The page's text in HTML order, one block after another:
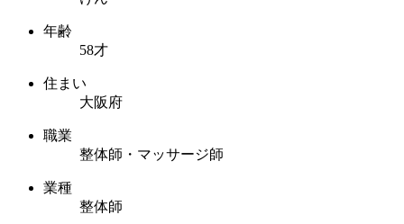
年齢
58才
住まい
大阪府
職業
整体師・マッサージ師
業種
整体師